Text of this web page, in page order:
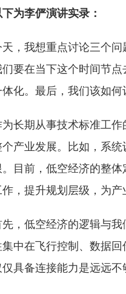
下为李俨演讲实录：
天，我想重点讨论三个
要在当下这个时间节
化。最后，我们该如
为长期从事技术标准工
产业发展。比如，系
。目前，低空经济的整
，提升规划层级，为产
先，低空经济的逻辑与
中在飞行控制、数据
具备连接能力是远远不